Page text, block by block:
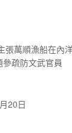
張萬順漁船在內
疏防文武官員
20日